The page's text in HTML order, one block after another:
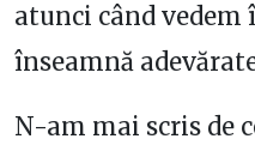
atunci când vedem
înseamnă
N-am mai scris de